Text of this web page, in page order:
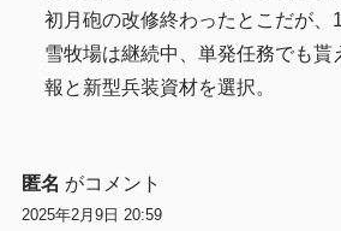
初月砲の改修終わったとこだが、
雪牧場は継続中、単発任務でも貰
報と新型兵装資材を選択。
匿名 がコメント
2025年2月9日 20:59